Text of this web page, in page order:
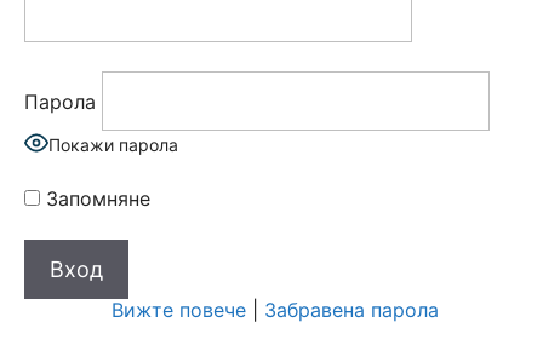
Парола
Покажи парола
Запомняне
Вижте повече| Забравена парола